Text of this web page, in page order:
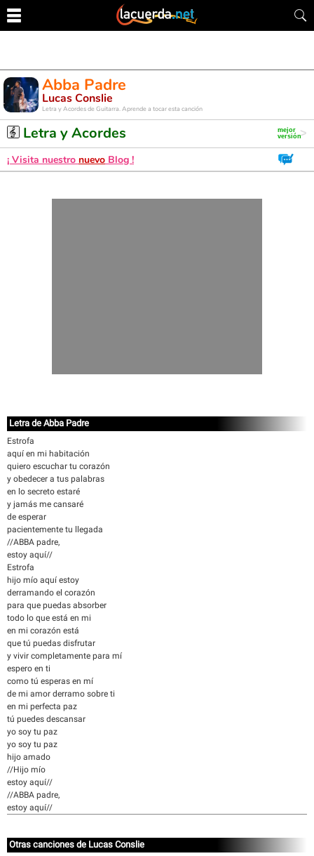
Abba Padre
Lucas Conslie
Letra y Acordes de Guitarra. Aprende a tocar esta canción
Letra y Acordes
¡ Visita nuestro nuevo Blog !
Letra de Abba Padre
Estrofa
aquí en mi habitación
quiero escuchar tu corazón
y obedecer a tus palabras
en lo secreto estaré
y jamás me cansaré
de esperar
pacientemente tu llegada
//ABBA padre,
estoy aquí//
Estrofa
hijo mío aquí estoy
derramando el corazón
para que puedas absorber
todo lo que está en mi
en mi corazón está
que tú puedas disfrutar
y vivir completamente para mí
espero en ti
como tú esperas en mí
de mi amor derramo sobre ti
en mi perfecta paz
tú puedes descansar
yo soy tu paz
yo soy tu paz
hijo amado
//Hijo mío
estoy aquí//
//ABBA padre,
estoy aquí//
Otras canciones de Lucas Conslie